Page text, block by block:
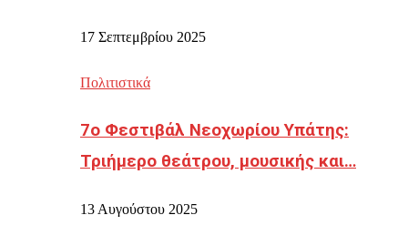
17 Σεπτεμβρίου 2025
Πολιτιστικά
7ο Φεστιβάλ Νεοχωρίου Υπάτης:
Τριήμερο θεάτρου, μουσικής και…
13 Αυγούστου 2025